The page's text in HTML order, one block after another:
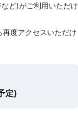
ど)がご利用いただけ
度アクセスいただけ
定)